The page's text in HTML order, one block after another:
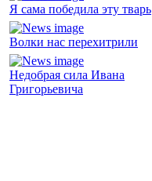
Я сама победила эту тварь
Волки нас перехитрили
Недобрая сила Ивана
Григорьевича